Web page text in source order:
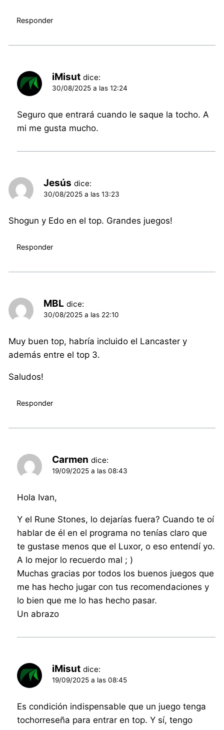
Responder
iMisut dice:
30/08/2025 a las 12:24
Seguro que entrará cuando le saque la tocho. A
mi me gusta mucho.
Jesús dice:
30/08/2025 a las 13:23
Shogun y Edo en el top. Grandes juegos!
Responder
MBL dice:
30/08/2025 a las 22:10
Muy buen top, habría incluido el Lancaster y
además entre el top 3.
Saludos!
Responder
Carmen dice:
19/09/2025 a las 08:43
Hola Ivan,
Y el Rune Stones, lo dejarías fuera? Cuando te oí
hablar de él en el programa no tenías claro que
te gustase menos que el Luxor, o eso entendí yo.
A lo mejor lo recuerdo mal ; )
Muchas gracias por todos los buenos juegos que
me has hecho jugar con tus recomendaciones y
lo bien que me lo has hecho pasar.
Un abrazo
iMisut dice:
19/09/2025 a las 08:45
Es condición indispensable que un juego tenga
tochorreseña para entrar en top. Y sí, tengo